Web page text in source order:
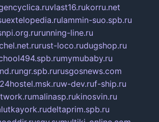
vlast16.rukorru.net
extelopedia.rulammin-suo.spb.ru
running-line.ru
rust-loco.rudugshop.ru
mymubaby.ru
ngr.spb.rurusgosnews.com
24hostel.msk.ruw-dev.ruf-ship.ru
malinasp.rukinosvin.ru
deltaprim.spb.ru